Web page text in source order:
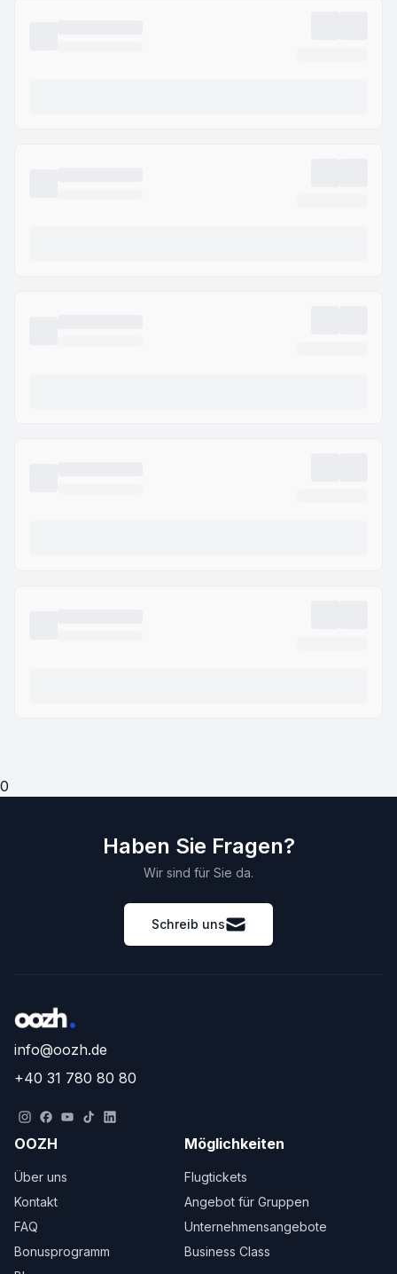
0
Haben Sie Fragen?
Wir sind für Sie da.
Schreib uns
info@oozh.de
+40 31 780 80 80
OOZH
Über uns
Kontakt
FAQ
Bonusprogramm
Möglichkeiten
Flugtickets
Angebot für Gruppen
Unternehmensangebote
Business Class